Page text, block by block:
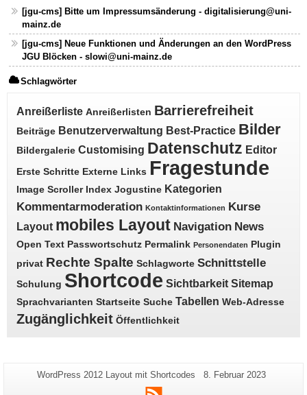
[jgu-cms] Bitte um Impressumsänderung - digitalisierung@uni-
mainz.de
[jgu-cms] Neue Funktionen und Änderungen an den WordPress
JGU Blöcken - slowi@uni-mainz.de
Schlagwörter
Anreißerliste Anreißerlisten Barrierefreiheit
Beiträge Benutzerverwaltung Best-Practice Bilder
Bildergalerie Customising Datenschutz Editor
Erste Schritte Externe Links Fragestunde
Image Scroller Index Jogustine Kategorien
Kommentarmoderation Kontaktinformationen Kurse
Layout mobiles Layout Navigation News
Open Text Passwortschutz Permalink Personendaten Plugin
privat Rechte Spalte Schlagworte Schnittstelle
Schulung Shortcode Sichtbarkeit Sitemap
Sprachvarianten Startseite Suche Tabellen Web-Adresse
Zugänglichkeit Öffentlichkeit
Zusätzliche
Informationen
Seiten-
WordPress 2012 Layout mit Shortcodes
Letzte
8. Februar 2023